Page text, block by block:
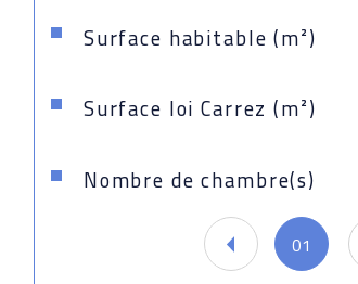
Surface habitable (m²)
Surface loi Carrez (m²)
Nombre de chambre(s)
01